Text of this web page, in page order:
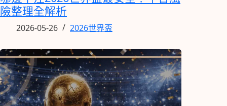
險整理全解析
2026-05-26 2026世界盃